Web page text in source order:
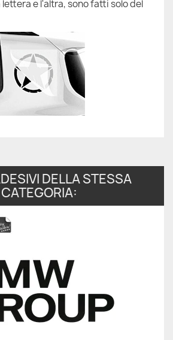
e l'altra, sono fatti solo del
DELLA STESSA
CATEGORIA: